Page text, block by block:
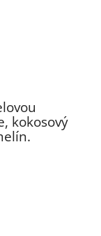
kokosový